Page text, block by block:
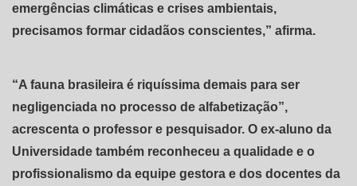
emergências climáticas e crises ambientais,
precisamos formar cidadãos conscientes,” afirma.
“A fauna brasileira é riquíssima demais para ser
negligenciada no processo de alfabetização”,
acrescenta o professor e pesquisador. O ex-aluno da
Universidade também reconheceu a qualidade e o
profissionalismo da equipe gestora e dos docentes da